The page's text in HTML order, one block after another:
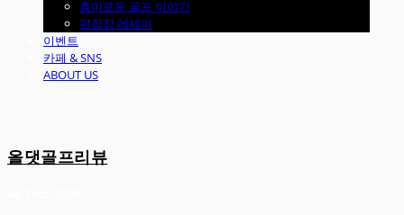
흥미로운 골프 이야기
편집장 에세이
이벤트
카페 & SNS
ABOUT US
올댓골프리뷰